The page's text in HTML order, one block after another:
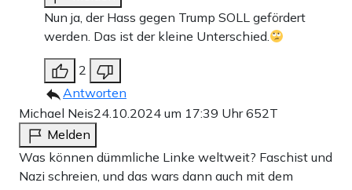
Nun ja, der Hass gegen Trump SOLL gefördert
werden. Das ist der kleine Unterschied.
2
Antworten
Michael Neis24.10.2024 um 17:39 Uhr652T
Melden
Was können dümmliche Linke weltweit? Faschist und
Nazi schreien, und das wars dann auch mit dem